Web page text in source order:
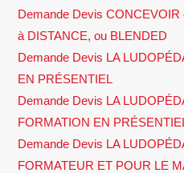
Demande Devis
à DISTANCE, ou BLENDED
Demande Devis LA
EN PRÉSENTIEL
Demande Devis LA
FORMATION EN
Demande Devis LA
FORMATEUR ET POUR LE